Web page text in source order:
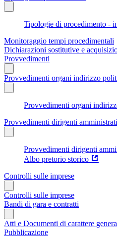
Tipologie di procedimento -
Monitoraggio tempi procedimentali
Dichiarazioni sostitutive e
Provvedimenti
Provvedimenti organi indirizzo
Provvedimenti organi
Provvedimenti dirigenti
Provvedimenti dirigenti
Albo pretorio storico
Controlli sulle imprese
Controlli sulle imprese
Bandi di gara e contratti
Atti e Documenti di carattere
Pubblicazione